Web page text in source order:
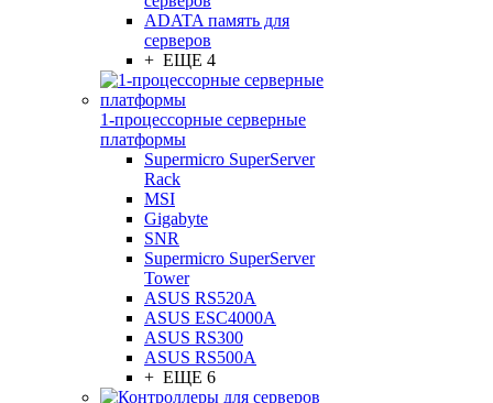
ADATA память для
серверов
+ ЕЩЕ 4
1-процессорные серверные
платформы
Supermicro SuperServer
Rack
MSI
Gigabyte
SNR
Supermicro SuperServer
Tower
ASUS RS520A
ASUS ESC4000A
ASUS RS300
ASUS RS500A
+ ЕЩЕ 6